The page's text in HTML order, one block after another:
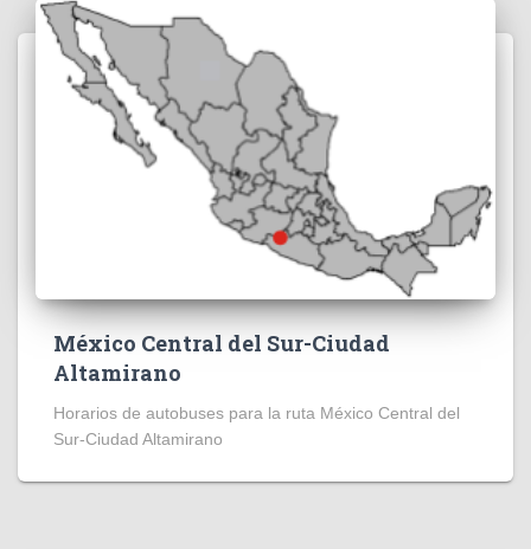
México Central del Sur-Ciudad
Altamirano
Horarios de autobuses para la ruta México Central del
Sur-Ciudad Altamirano